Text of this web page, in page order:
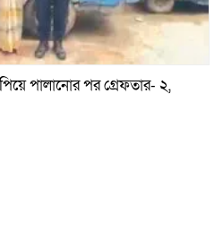
পালানোর পর গ্রেফতার- ২,